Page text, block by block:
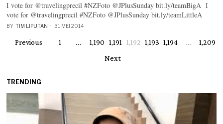
I vote for @travelingprecil #NZFoto @JPlusSunday bit.ly/teamBigA I
vote for @travelingprecil #NZFoto @JPlusSunday bit.ly/teamLittleA
BY TIM LIPUTAN 31 MEI 2014
Previous 1 … 1,190 1,191 1,192 1,193 1,194 …
1,209
Next
TRENDING